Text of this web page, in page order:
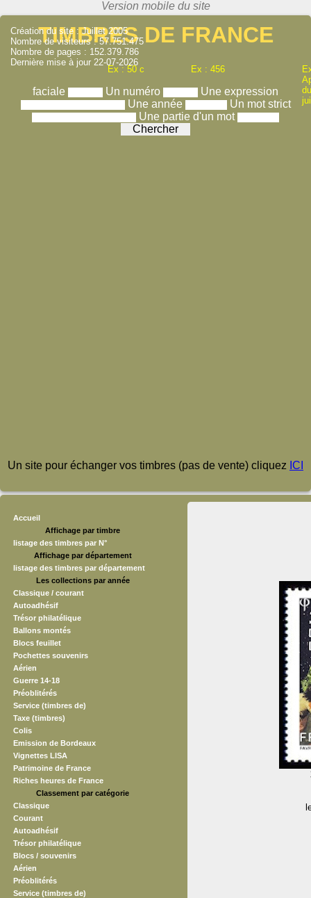
TIMBRES DE FRANCE
Ex : 50 c Ex : 456
faciale Un numéro
Une expression
Une année
Un mot strict
Une partie d'un mot
Création du site : Juillet 2005
Nombre de visiteurs : 57.751.475
Nombre de pages : 152.379.786
Dernière mise à jour 22-07-2026
Un site pour échanger vos timbres (pas de vente) cliquez ICI
Accueil
Affichage par timbre
listage des timbres par N°
Affichage par département
listage des timbres par département
Les collections par année
Classique / courant
Autoadhésif
Trésor philatélique
Ballons montés
Blocs feuillet
Pochettes souvenirs
Aérien
Guerre 14-18
Préoblitérés
Service (timbres de)
Taxe (timbres)
Colis
Emission de Bordeaux
Vignettes LISA
Patrimoine de France
Riches heures de France
Classement par catégorie
Classique
Courant
Autoadhésif
Trésor philatélique
Blocs / souvenirs
Aérien
Préoblitérés
Service (timbres de)